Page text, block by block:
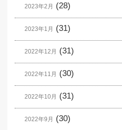
2023年2月 (28)
2023年1月 (31)
2022年12月 (31)
2022年11月 (30)
2022年10月 (31)
2022年9月 (30)